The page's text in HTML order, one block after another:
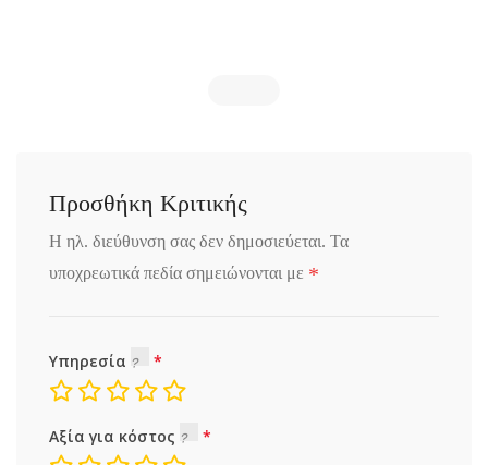
Προσθήκη Κριτικής
Η ηλ. διεύθυνση σας δεν δημοσιεύεται. Τα
υποχρεωτικά πεδία σημειώνονται με *
Υπηρεσία
Αξία για κόστος